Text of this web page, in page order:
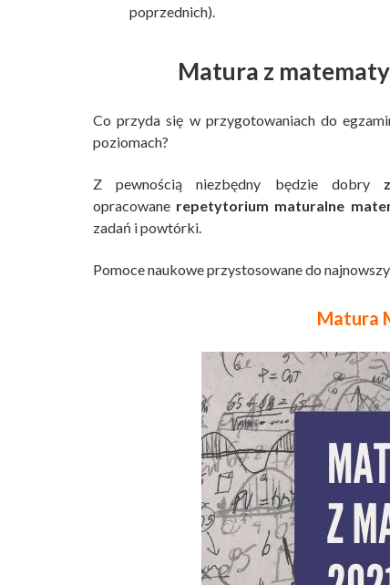
poprzednich).
Matura z
Co przyda się w przygotowaniach do
poziomach?
Z pewnością niezbędny będzie dobry
opracowane repetytorium maturalne
zadań i powtórki.
Pomoce naukowe przystosowane do
Matura